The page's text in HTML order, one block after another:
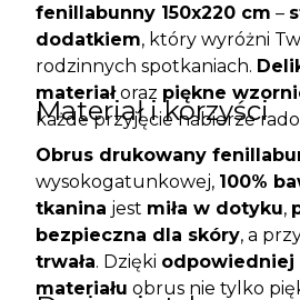
fenillabunny 150x220 cm –
dodatkiem, który wyróżni
rodzinnych spotkaniach.
materiałoraz piękne
każde przyjęcie nabierze
Materiał i korzyści
Obrus drukowany
wysokogatunkowej, 100%
tkanina jest miła w dotyku,
bezpieczna dla skóry, a
trwała. Dzięki odpowiedniej
materiału obrus nie tylko